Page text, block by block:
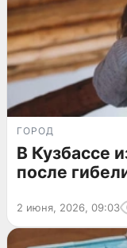
ГОРОД
В Кузбассе
после
2 июня, 2026, 09:03